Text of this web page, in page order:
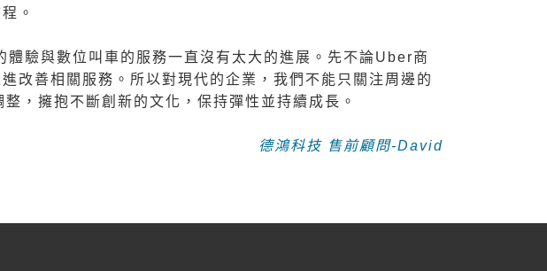
。
驗與數位叫車的服務一直沒有太大的進展。先不論Uber商
改善相關服務。所以對現代的企業，我們不能只關注周邊的
，擁抱不斷創新的文化，保持彈性並持續成長。
德鴻科技 售前顧問-David